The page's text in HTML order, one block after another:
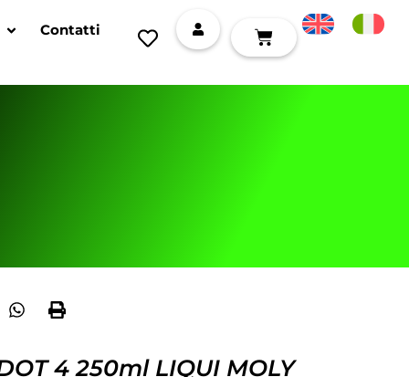
Contatti
4 250ml LIQUI MOLY